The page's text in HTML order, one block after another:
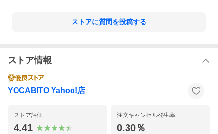
ストアに質問を投稿する
ストア情報
YOCABITO Yahoo!店
ストア評価
4.41
注文キャンセル発生率
0.30％